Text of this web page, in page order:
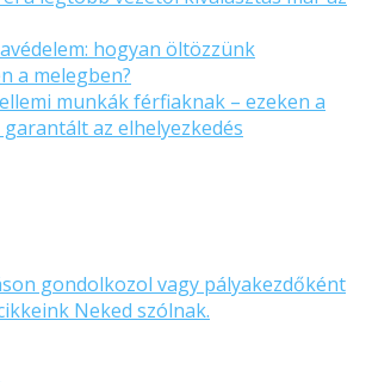
hogyan öltözzünk
a melegben?
munkák férfiaknak – ezeken a
az elhelyezkedés
gondolkozol vagy pályakezdőként
Neked szólnak.